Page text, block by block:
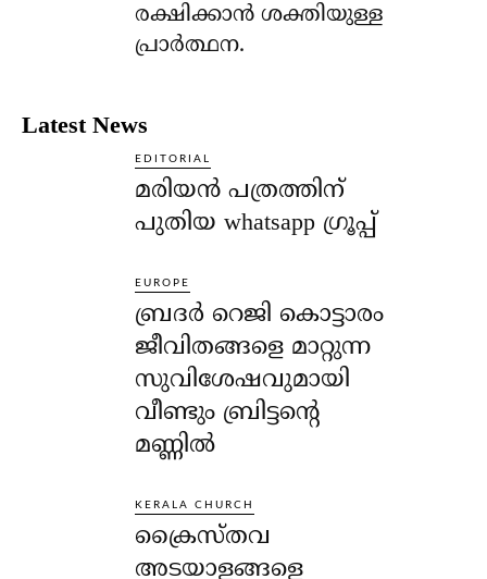
രക്ഷിക്കാന്‍ ശക്തിയുള്ള
പ്രാര്‍ത്ഥന.
Latest News
EDITORIAL
മരിയൻ പത്രത്തിന്
പുതിയ whatsapp ഗ്രൂപ്പ്
EUROPE
ബ്രദർ റെജി കൊട്ടാരം
ജീവിതങ്ങളെ മാറ്റുന്ന
സുവിശേഷവുമായി
വീണ്ടും ബ്രിട്ടന്റെ
മണ്ണിൽ
KERALA CHURCH
ക്രൈസ്തവ
അടയാളങ്ങളെ